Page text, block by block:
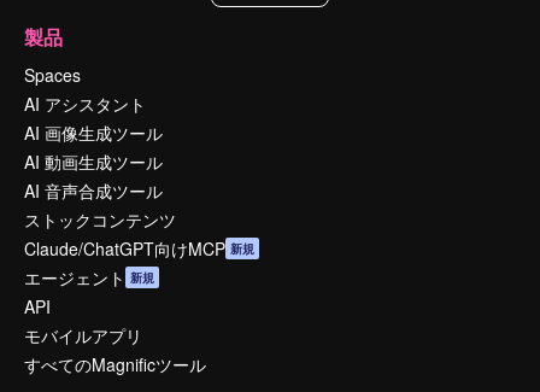
製品
Spaces
AI アシスタント
AI 画像生成ツール
AI 動画生成ツール
AI 音声合成ツール
ストックコンテンツ
Claude/ChatGPT向けMCP 新規
エージェント 新規
API
モバイルアプリ
すべてのMagnificツール